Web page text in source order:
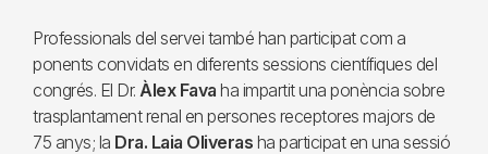
Professionals del servei també han participat com a
ponents convidats en diferents sessions científiques del
congrés. El Dr. Àlex Fava ha impartit una ponència sobre
trasplantament renal en persones receptores majors de
75 anys; la Dra. Laia Oliveras ha participat en una sessió